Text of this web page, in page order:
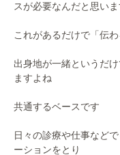
スが必要なんだと思いま
これがあるだけで「伝
出身地が一緒というだ
ますよね
共通するベースです
日々の診療や仕事など
ーションをとり